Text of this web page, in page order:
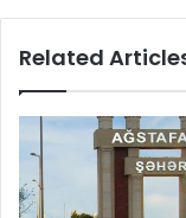
Related